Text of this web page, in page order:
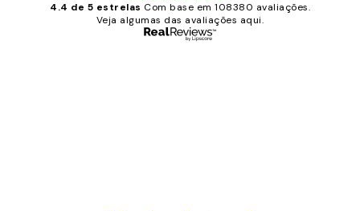
4.4 de 5 estrelas Com base em 108380 avaliações.
Veja algumas das avaliações aqui.